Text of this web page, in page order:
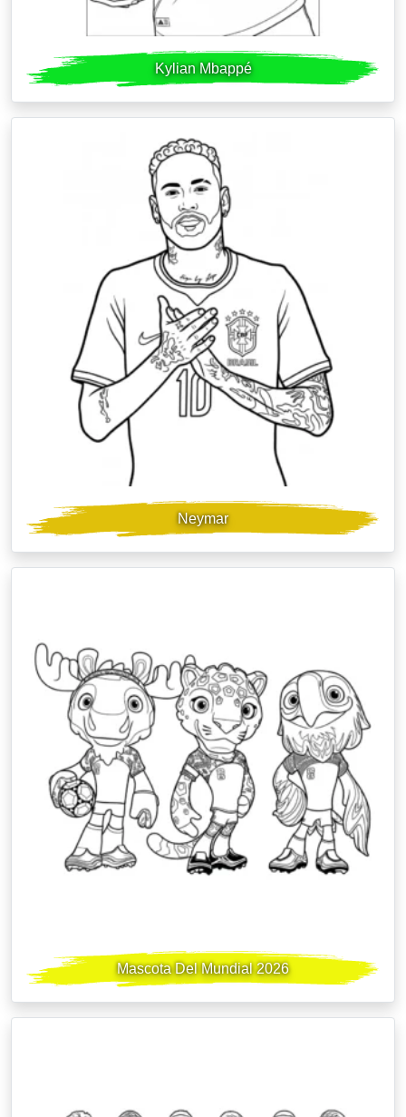
Kylian Mbappé
Neymar
Mascota Del Mundial 2026